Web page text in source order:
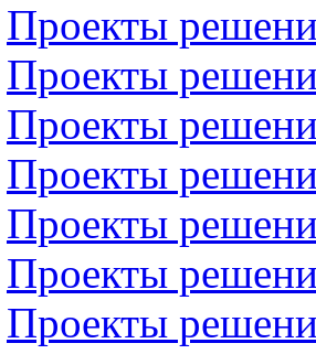
Проекты
Проекты
Проекты
Проекты
Проекты
Проекты
Проекты